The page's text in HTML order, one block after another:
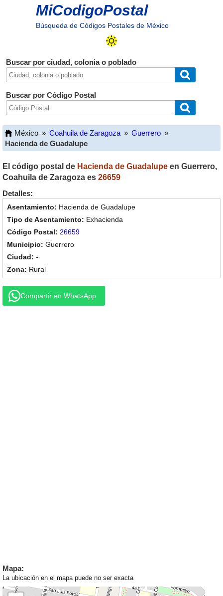
MiCodigoPostal
Búsqueda de Códigos Postales de México
Buscar por ciudad, colonia o poblado
Buscar por Código Postal
México » Coahuila de Zaragoza » Guerrero »
Hacienda de Guadalupe
El código postal de Hacienda de Guadalupe en Guerrero,
Coahuila de Zaragoza es 26659
Detalles:
Hacienda de Guadalupe
Exhacienda
26659
Guerrero
-
Rural
Compartir en WhatsApp
Mapa:
La ubicación en el mapa puede no ser exacta